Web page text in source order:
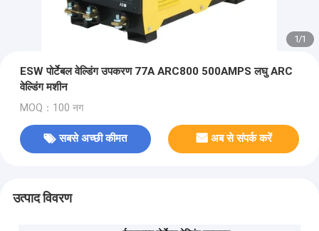
1/1
ESW पोर्टेबल वेल्डिंग उपकरण 77A ARC800 500AMPS लघु ARC
वेल्डिंग मशीन
MOQ：100 नग
सबसे अच्छी कीमत अब से संपर्क करें
उत्पाद विवरण